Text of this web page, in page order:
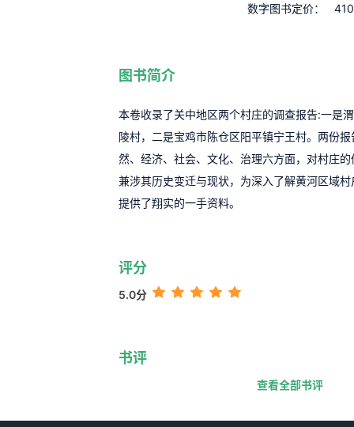
数字图书定价：
图书简介
本卷收录了关中地区两个村庄的调查报告:一是
陵村，二是宝鸡市陈仓区阳平镇宁王村。两份
然、经济、社会、文化、治理六方面，对村庄
兼涉其历史变迁与现状，为深入了解黄河区域
提供了翔实的一手资料。
评分
5.0分
书评
查看全部书评